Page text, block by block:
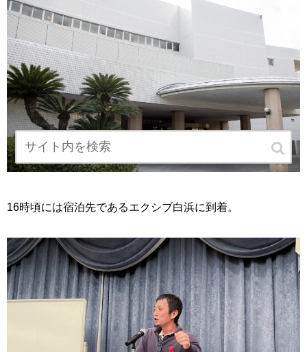
16時頃には宿泊先であるエクシブ白浜に到着。